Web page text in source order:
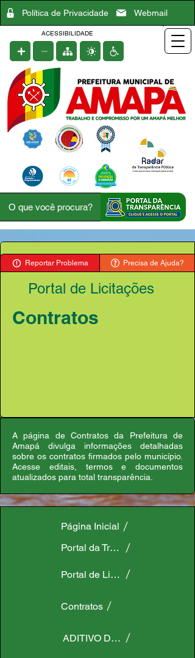
Política de Privacidade Webmail
ACESSIBILIDADE
Reportar Problema Precisa de Ajuda?
Portal de Licitações
Contratos
A página de Contratos da Prefeitura de
Amapá divulga informações detalhadas
sobre os contratos firmados pelo município.
Acesse editais, termos e documentos
atualizados para total transparência.
Página Inicial
Portal da Transparência
Portal de Licitações
Contratos
ADITIVO DE PRAZO